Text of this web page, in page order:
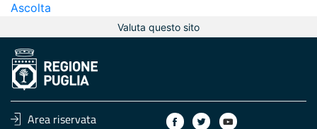
Ascolta
Valuta questo sito
Area riservata